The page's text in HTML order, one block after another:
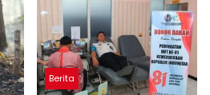
Berita